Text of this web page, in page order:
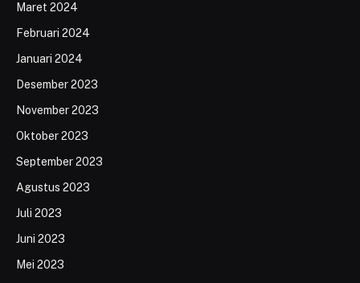
Maret 2024
Februari 2024
Januari 2024
Desember 2023
November 2023
Oktober 2023
September 2023
Agustus 2023
Juli 2023
Juni 2023
Mei 2023